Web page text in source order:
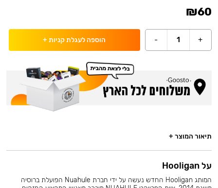
₪60
+
1
- הוספה לעגלת קניות +
תיאור המוצר +
על Hooligan
המותג Hooligan החדש נעשה על ידי חברת Nuahule הפועלת ברוסיה